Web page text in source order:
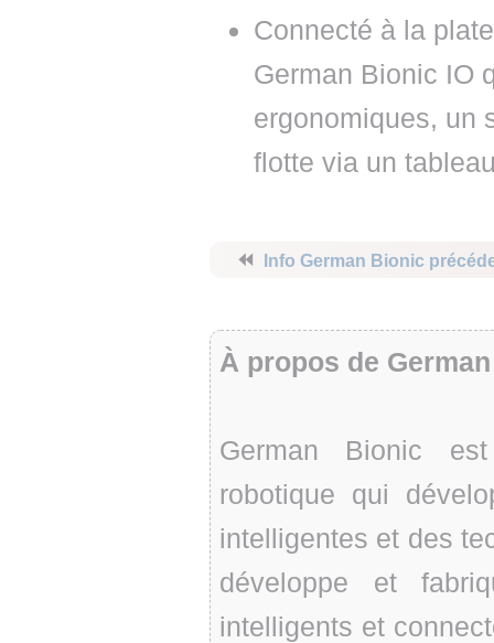
Connecté à la
German Bionic IO
ergonomiques, un
flotte via un
⏪ Info German Bionic
À propos de
German Bionic
robotique qui
intelligentes et des
développe et
intelligents et